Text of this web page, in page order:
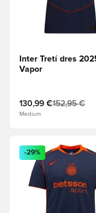
Inter Tretí dres
Vapor
130,99 €152,95 €
Medium
Otvorí modál na
-29%